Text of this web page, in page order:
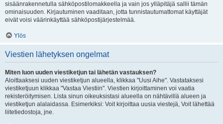
sisäänrakennetulla sähköpostilomakkeella ja vain jos ylläpitäjä sallii tämän
ominaisuuden. Kirjautuminen vaaditaan, jotta tunnistautumattomat käyttäjät
eivät voisi väärinkäyttää sähköpostijärjestelmää.
Ylös
Viestien lähetyksen ongelmat
Miten luon uuden viestiketjun tai lähetän vastauksen?
Aloittaaksesi uuden viestiketjun alueella, klikkaa "Uusi Aihe". Vastataksesi
viestiketjuun klikkaa "Vastaa Viestiin". Viestien kirjoittaminen voi vaatia
rekisteröitymisen. Lista sinun oikeuksistasi alueella on nähtävillä alueen ja
viestiketjun alalaidassa. Esimerkiksi: Voit kirjoittaa uusia viestejä, Voit lähettää
liitetiedostoja, jne.